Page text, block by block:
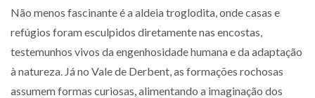
Não menos fascinante é a aldeia troglodita, onde casas e
refúgios foram esculpidos diretamente nas encostas,
testemunhos vivos da engenhosidade humana e da adaptação
à natureza. Já no Vale de Derbent, as formações rochosas
assumem formas curiosas, alimentando a imaginação dos